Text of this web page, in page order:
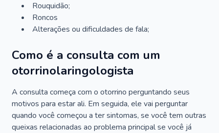
Rouquidão;
Roncos
Alterações ou dificuldades de fala;
Como é a consulta com um
otorrinolaringologista
A consulta começa com o otorrino perguntando seus
motivos para estar ali. Em seguida, ele vai perguntar
quando você começou a ter sintomas, se você tem outras
queixas relacionadas ao problema principal se você já